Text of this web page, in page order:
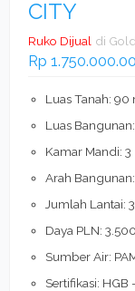
CITY
Ruko Dijual di
Rp
Luas Tanah: 90
Luas
Kamar Mandi: 3
Arah
Jumlah Lantai: 3
Daya PLN:
Sumber Air:
Sertifikasi: